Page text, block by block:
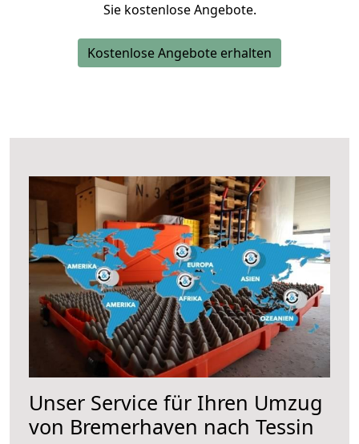
Sie kostenlose Angebote.
Kostenlose Angebote erhalten
Unser Service für Ihren Umzug
von Bremerhaven nach Tessin